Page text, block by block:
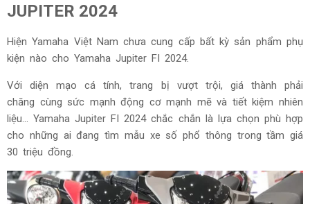
JUPITER 2024
Hiện Yamaha Việt Nam chưa cung cấp bất kỳ sản phẩm phụ
kiện nào cho Yamaha Jupiter FI 2024.
Với diện mạo cá tính, trang bị vượt trội, giá thành phải
chăng cùng sức mạnh động cơ mạnh mẽ và tiết kiệm nhiên
liệu... Yamaha Jupiter FI 2024 chắc chắn là lựa chọn phù hợp
cho những ai đang tìm mẫu xe số phổ thông trong tầm giá
30 triệu đồng.